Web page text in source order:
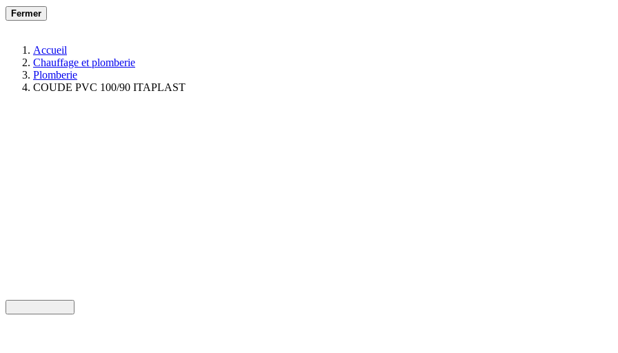
Fermer
Accueil
Chauffage et plomberie
Plomberie
COUDE PVC 100/90 ITAPLAST